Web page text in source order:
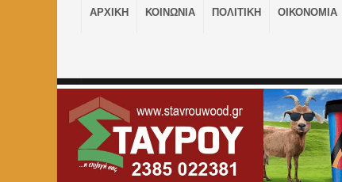
ΑΡΧΙΚΗ ΚΟΙΝΩΝΙΑ ΠΟΛΙΤΙΚΗ ΟΙΚΟΝΟΜΙΑ